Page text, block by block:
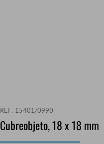
REF. 15401/0990
Cubreobjeto, 18 x 18 mm